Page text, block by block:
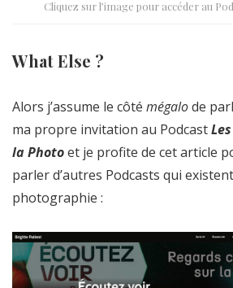
Cliquez sur l’image pour accéder au
What Else ?
Alors j’assume le côté mégalode
ma propre invitation au Podcast
la Photoet je profite de cet article
parler d’autres Podcasts qui
photographie :